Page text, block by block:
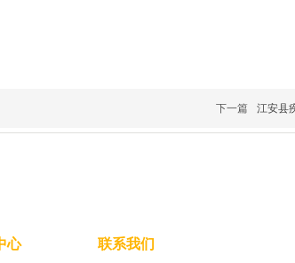
下一篇 江安县
心 联系我们